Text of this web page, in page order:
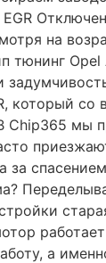
на
Chip365
а